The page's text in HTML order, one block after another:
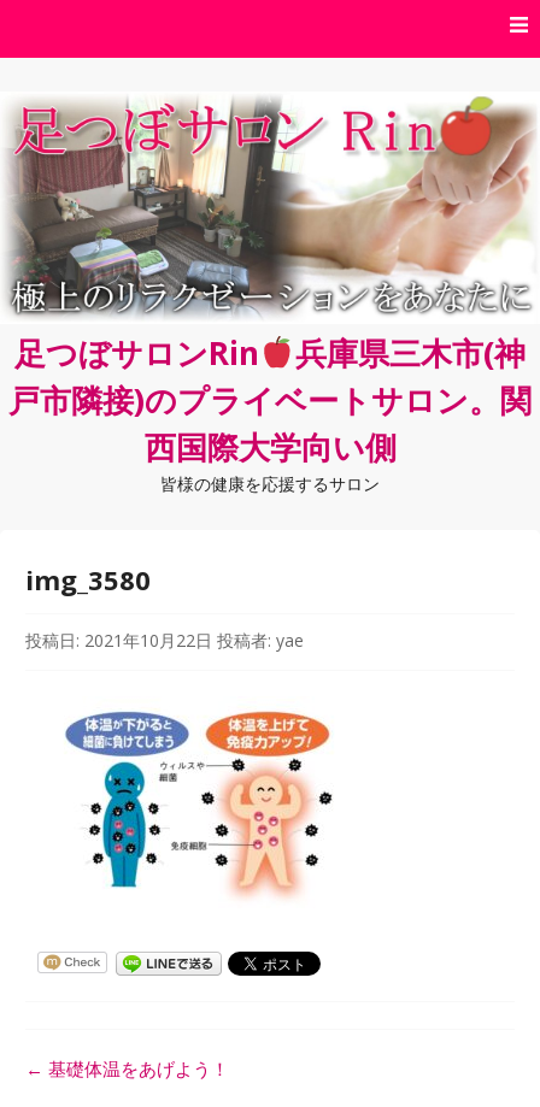
ン
ツ
へ
ス
キ
ッ
プ
足つぼサロンRin
兵庫県三木市(神
戸市隣接)のプライベートサロン。関
西国際大学向い側
皆様の健康を応援するサロン
img_3580
投稿日: 2021年10月22日 投稿者:yae
投
← 基礎体温をあげよう！